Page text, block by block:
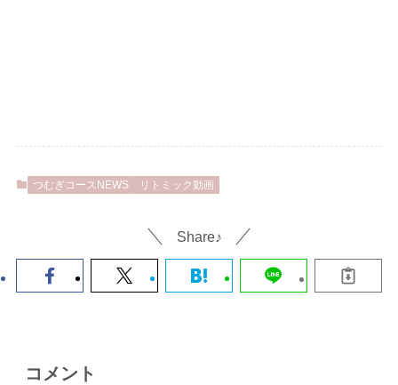
つむぎコースNEWS リトミック動画
Share♪
コメント